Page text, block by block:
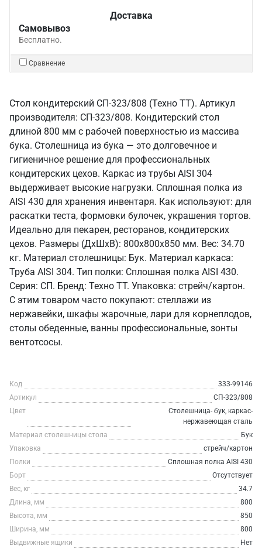
Доставка
Самовывоз
Бесплатно.
Сравнение
Стол кондитерский СП-323/808 (Техно ТТ). Артикул
производителя: СП-323/808. Кондитерский стол
длиной 800 мм с рабочей поверхностью из массива
бука. Столешница из бука — это долговечное и
гигиеничное решение для профессиональных
кондитерских цехов. Каркас из трубы AISI 304
выдерживает высокие нагрузки. Сплошная полка из
AISI 430 для хранения инвентаря. Как используют: для
раскатки теста, формовки булочек, украшения тортов.
Идеально для пекарен, ресторанов, кондитерских
цехов. Размеры (ДхШхВ): 800x800x850 мм. Вес: 34.70
кг. Материал столешницы: Бук. Материал каркаса:
Труба AISI 304. Тип полки: Сплошная полка AISI 430.
Серия: СП. Бренд: Техно ТТ. Упаковка: стрейч/картон.
С этим товаром часто покупают: стеллажи из
нержавейки, шкафы жарочные, лари для корнеплодов,
столы обеденные, ванны профессиональные, зонты
вентотсосы.
Код
333-99146
Артикул
СП-323/808
Цвет
Столешница- бук, каркас-
нержавеющая сталь
Материал столешницы стола
Бук
Упаковка
стрейч/картон
Полки
Сплошная полка AISI 430
Борт
Отсутствует
Вес, кг
34.7
Длина, мм
800
Высота, мм
850
Ширина, мм
800
Выдвижные ящики
Нет